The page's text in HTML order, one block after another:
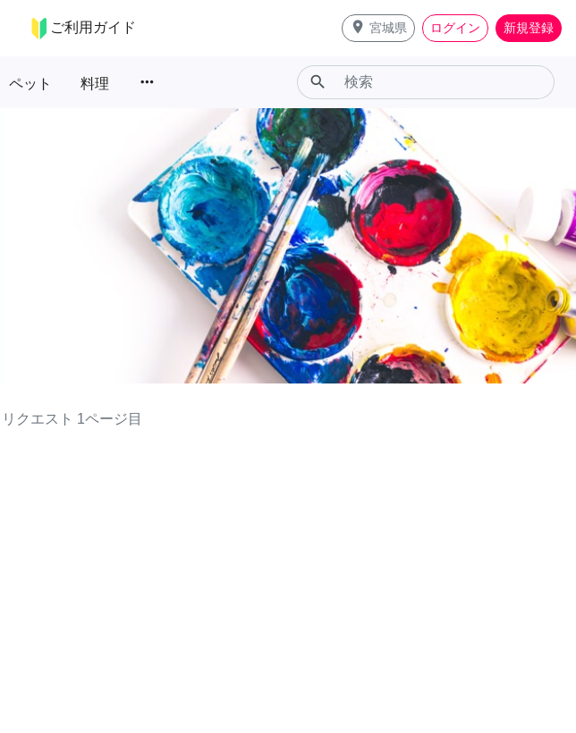
ご利用ガイド place 宮城県 ログイン 新規登録
ペット 料理 more_horiz search
リクエスト 1ページ目